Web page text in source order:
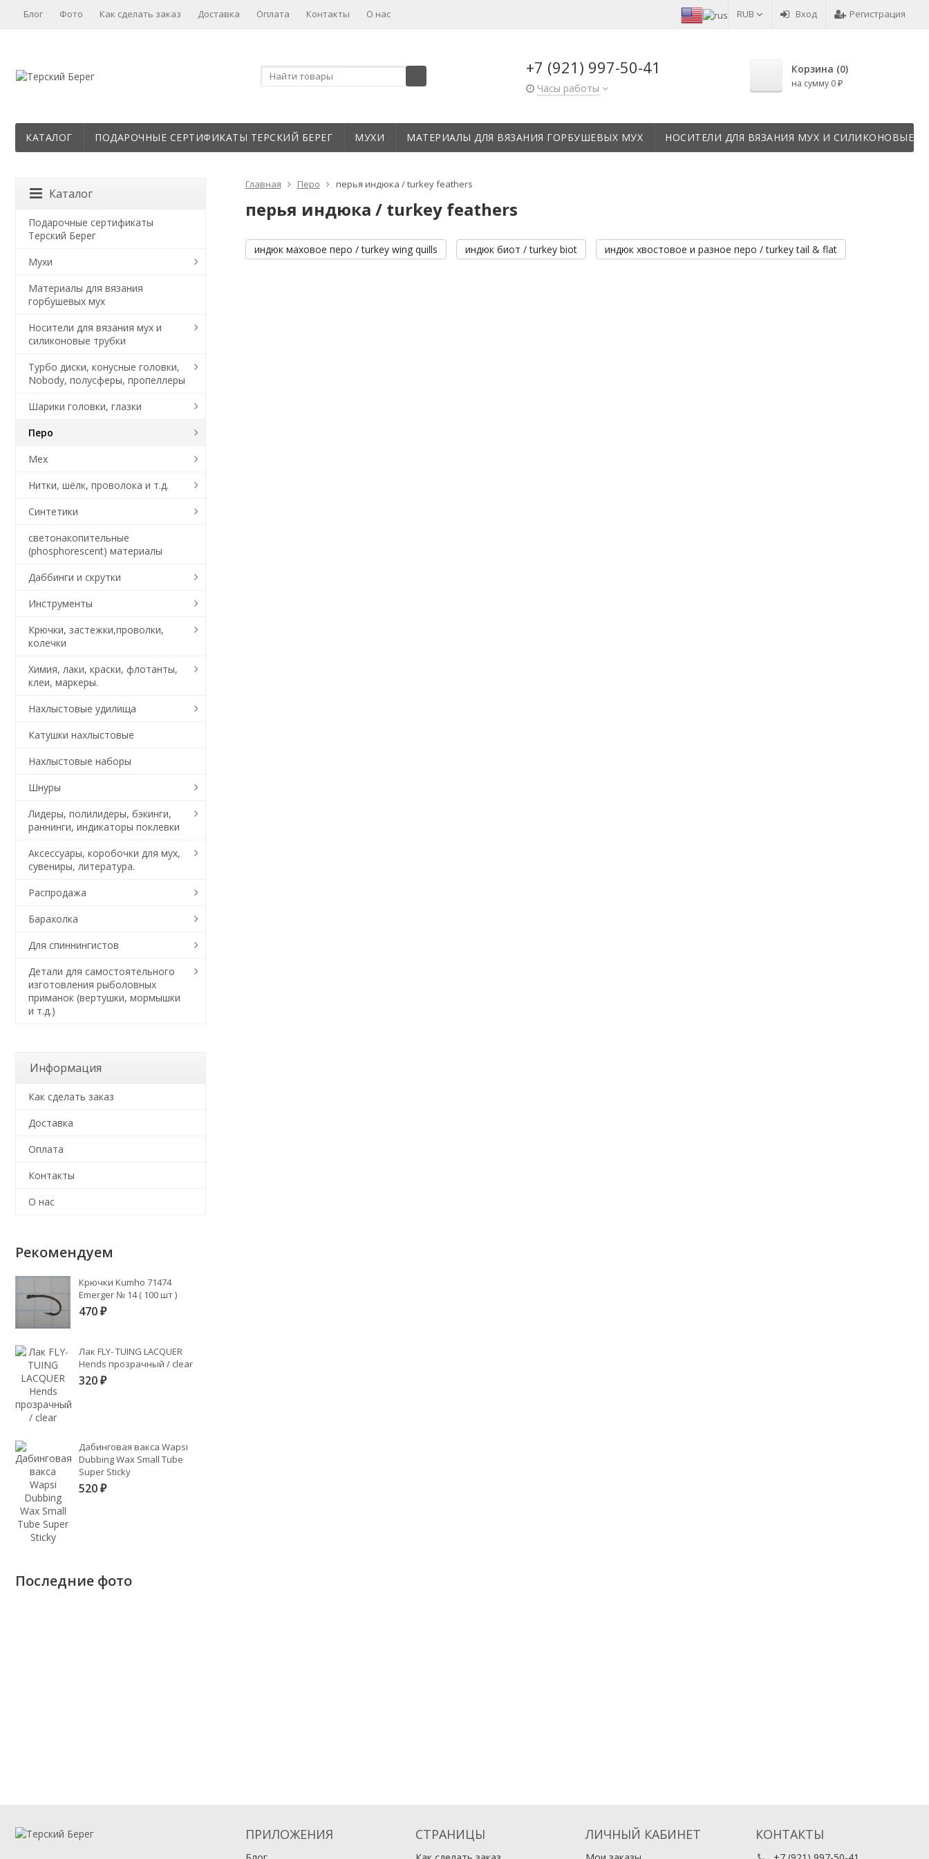
RUB Вход Регистрация
Блог Фото Как сделать заказ Доставка Оплата Контакты О нас
+7 (921) 997-50-41
Часы работы
Корзина (0)
на сумму 0 ₽
КАТАЛОГ ПОДАРОЧНЫЕ СЕРТИФИКАТЫ ТЕРСКИЙ БЕРЕГ МУХИ МАТЕРИАЛЫ ДЛЯ ВЯЗАНИЯ ГОРБУШЕВЫХ МУХ НОСИТЕЛИ ДЛЯ ВЯЗАНИЯ МУХ И СИЛИКОНОВЫЕ
Главная Перо перья индюка / turkey feathers
перья индюка / turkey feathers
индюк маховое перо / turkey wing quills индюк биот / turkey biot индюк хвостовое и разное перо / turkey tail & flat
Каталог
Подарочные сертификаты
Терский Берег
Мухи
Материалы для вязания
горбушевых мух
Носители для вязания мух и
силиконовые трубки
Турбо диски, конусные головки,
Nobody, полусферы, пропеллеры
Шарики головки, глазки
Перо
Мех
Нитки, шёлк, проволока и т.д.
Синтетики
светонакопительные
(phosphorescent) материалы
Даббинги и скрутки
Инструменты
Крючки, застежки,проволки,
колечки
Химия, лаки, краски, флотанты,
клеи, маркеры.
Нахлыстовые удилища
Катушки нахлыстовые
Нахлыстовые наборы
Шнуры
Лидеры, полилидеры, бэкинги,
раннинги, индикаторы поклевки
Аксессуары, коробочки для мух,
сувениры, литература.
Распродажа
Барахолка
Для спиннингистов
Детали для самостоятельного
изготовления рыболовных
приманок (вертушки, мормышки
и т.д.)
Информация
Как сделать заказ
Доставка
Оплата
Контакты
О нас
Рекомендуем
Крючки Kumho 71474
Emerger № 14 ( 100 шт )
470 ₽
Лак FLY- TUING LACQUER
Hends прозрачный / clear
320 ₽
Дабинговая вакса Wapsi
Dubbing Wax Small Tube
Super Sticky
520 ₽
Последние фото
ПРИЛОЖЕНИЯ СТРАНИЦЫ ЛИЧНЫЙ КАБИНЕТ КОНТАКТЫ